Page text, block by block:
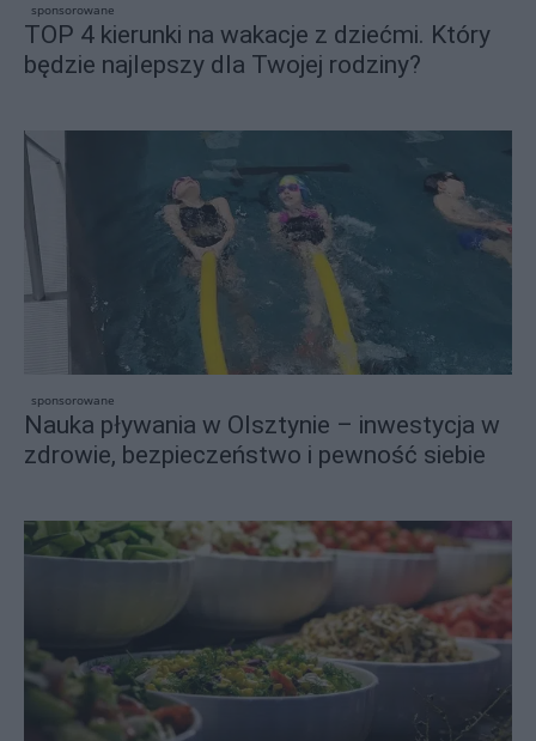
sponsorowane
TOP 4 kierunki na wakacje z dziećmi. Który
będzie najlepszy dla Twojej rodziny?
sponsorowane
Nauka pływania w Olsztynie – inwestycja w
zdrowie, bezpieczeństwo i pewność siebie